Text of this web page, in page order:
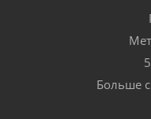
Больше